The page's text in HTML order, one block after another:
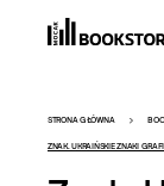
-
STRONA GŁÓWNA
ZNAK. UKRAIŃSKIE ZNAKI